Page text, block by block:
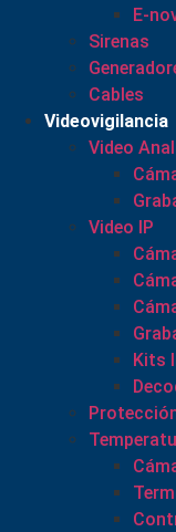
E-
Sirenas
Cables
Videovigilancia
Video
Video IP
Kits